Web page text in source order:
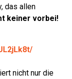
das allen
keiner vorbei!
nicht nur die